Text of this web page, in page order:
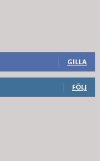
GILLA
FÖLJ